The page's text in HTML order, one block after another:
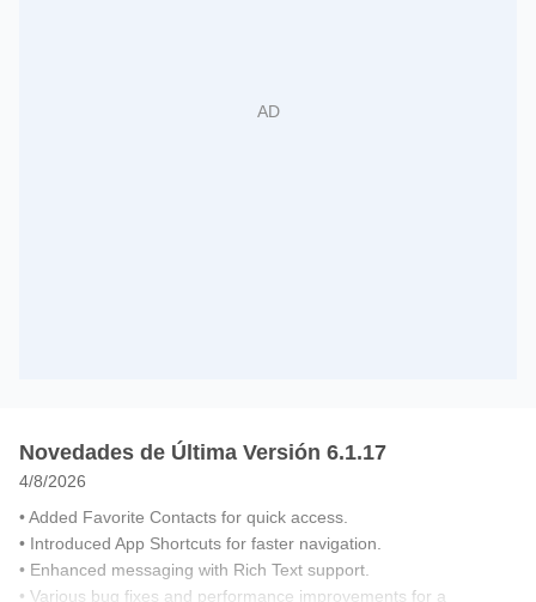
Novedades de Última Versión 6.1.17
4/8/2026
• Added Favorite Contacts for quick access.
• Introduced App Shortcuts for faster navigation.
• Enhanced messaging with Rich Text support.
• Various bug fixes and performance improvements for a